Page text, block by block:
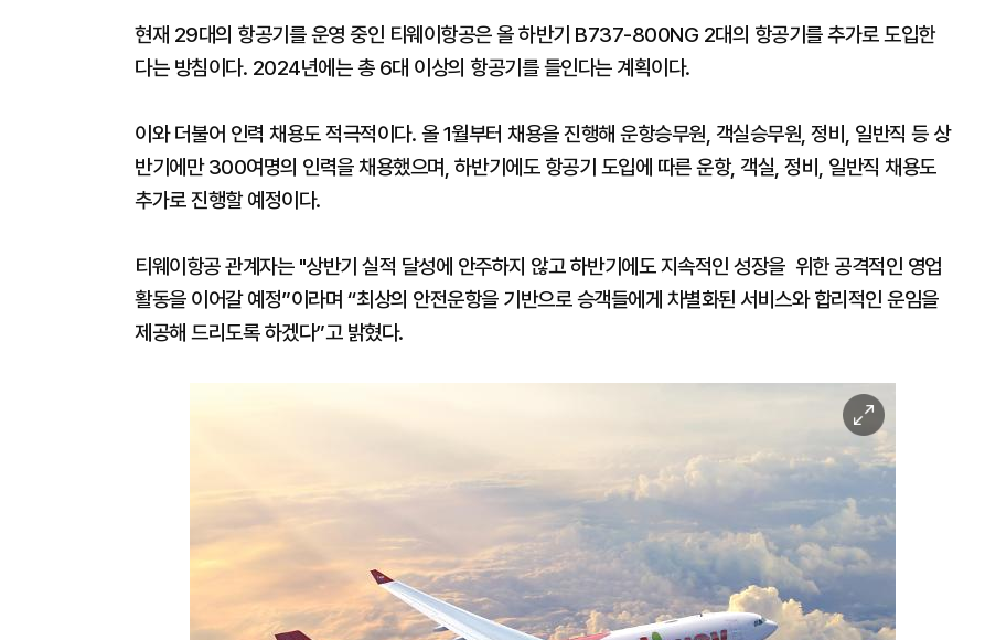
현재 29대의 항공기를 운영 중인 티웨이항공은 올 하반기 B737-800NG 2대의 항공기를 추가로 도입한
다는 방침이다. 2024년에는 총 6대 이상의 항공기를 들인다는 계획이다.
이와 더불어 인력 채용도 적극적이다. 올 1월부터 채용을 진행해 운항승무원, 객실승무원, 정비, 일반직 등 상
반기에만 300여명의 인력을 채용했으며, 하반기에도 항공기 도입에 따른 운항, 객실, 정비, 일반직 채용도
추가로 진행할 예정이다.
티웨이항공 관계자는 "상반기 실적 달성에 안주하지 않고 하반기에도 지속적인 성장을 위한 공격적인 영업
활동을 이어갈 예정”이라며 “최상의 안전운항을 기반으로 승객들에게 차별화된 서비스와 합리적인 운임을
제공해 드리도록 하겠다”고 밝혔다.
이
미
확
대